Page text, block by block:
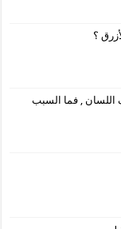
؟
اللسان , فما السبب